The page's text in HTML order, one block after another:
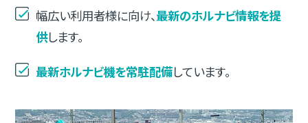
幅広い利用者様に向け、最新のホルナビ情報を提
供します。
最新ホルナビ機を常駐配備しています。